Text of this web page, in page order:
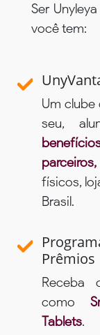
Ser
você tem:
Um
seu,
físicos,
Brasil.
Prêmios
Receba
como
Tablets.